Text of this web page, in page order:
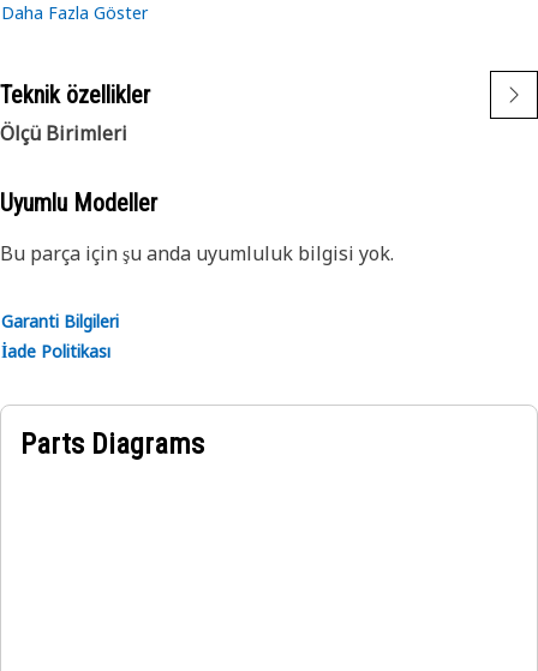
Daha Fazla Göster
Teknik özellikler
Ölçü Birimleri
Uyumlu Modeller
Bu parça için şu anda uyumluluk bilgisi yok.
Garanti Bilgileri
İade Politikası
Parts Diagrams